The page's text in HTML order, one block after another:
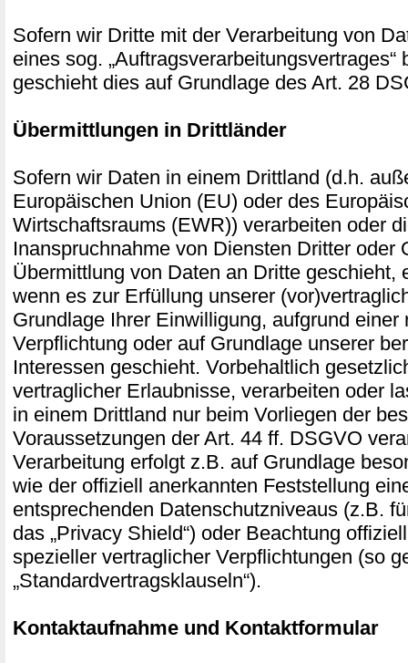
Sofern wir Dritte mit der Verarbeitung von
eines sog. „Auftragsverarbeitungsvertrages“
geschieht dies auf Grundlage des Art. 28
Übermittlungen in Drittländer
Sofern wir Daten in einem Drittland (d.h.
Europäischen Union (EU) oder des
Wirtschaftsraums (EWR)) verarbeiten oder
Inanspruchnahme von Diensten Dritter oder
Übermittlung von Daten an Dritte geschieht,
wenn es zur Erfüllung unserer
Grundlage Ihrer Einwilligung, aufgrund einer
Verpflichtung oder auf Grundlage unserer
Interessen geschieht. Vorbehaltlich
vertraglicher Erlaubnisse, verarbeiten oder
in einem Drittland nur beim Vorliegen der
Voraussetzungen der Art. 44 ff. DSGVO
Verarbeitung erfolgt z.B. auf Grundlage
wie der offiziell anerkannten Feststellung
entsprechenden Datenschutzniveaus (z.B.
das „Privacy Shield“) oder Beachtung
spezieller vertraglicher Verpflichtungen (so
„Standardvertragsklauseln“).
Kontaktaufnahme und Kontaktformular